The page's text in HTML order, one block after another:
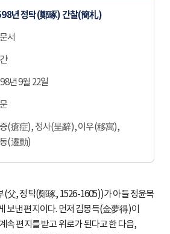
년 정탁(鄭琢) 간찰(簡札)
서
년 9월 22일
(瘡症), 정사(呈辭), 이우(移寓),
(遷動)
(父, 정탁(鄭琢, 1526-1605))가 아들 정윤목
보낸 편지이다. 먼저 김몽득(金夢得)이
속 편지를 받고 위로가 된다고 한 다음,